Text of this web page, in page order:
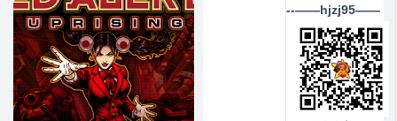
--——hjzj95——